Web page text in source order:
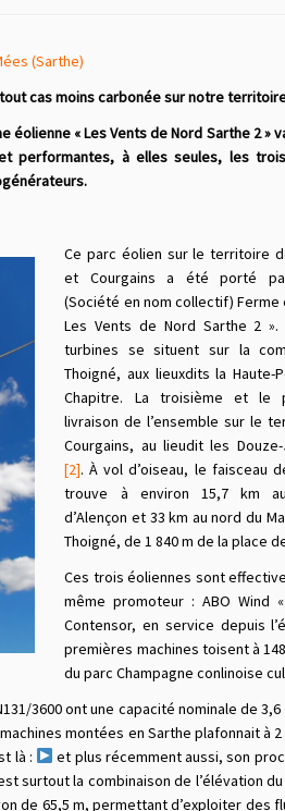
(Sarthe)
cas moins carbonée sur notre
éolienne « Les Vents de Nord Sarthe 2 »
performantes, à elles seules, les
Ce parc éolien sur le territoire
et Courgains a été porté
(Société en nom collectif) Ferme
Les Vents de Nord Sarthe 2 ».
turbines se situent sur la
Thoigné, aux lieuxdits la Haute-
Chapitre. La troisième et le
livraison de l’ensemble sur le
Courgains, au lieudit les Douze-
[2]. À vol d’oiseau, le faisceau
trouve à environ 15,7 km
d’Alençon et 33 km au nord du
Thoigné, de 1 840 m de la place
Ces trois éoliennes sont
même promoteur : ABO Wind
Contensor, en service depuis
premières machines toisent à
du parc Champagne conlinoise
3600 ont une capacité nominale de
montées en Sarthe plafonnait à
là :
et plus récemment aussi, son
surtout la combinaison de l’élévation
de 65,5 m, permettant d’exploiter des